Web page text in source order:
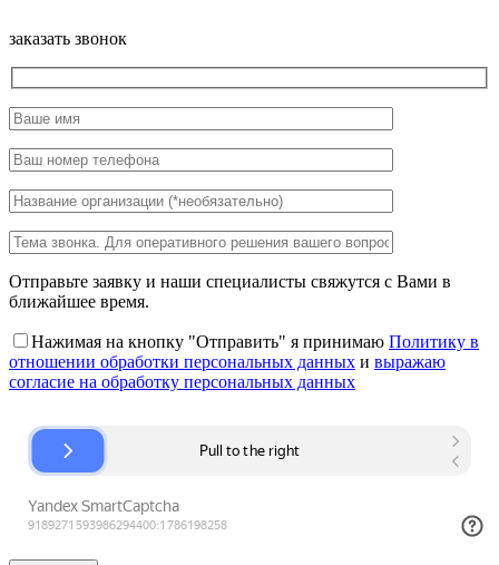
заказать звонок
Отправьте заявку и наши специалисты свяжутся с Вами в
ближайшее время.
Нажимая на кнопку "Отправить" я принимаю Политику в
отношении обработки персональных данных и выражаю
согласие на обработку персональных данных